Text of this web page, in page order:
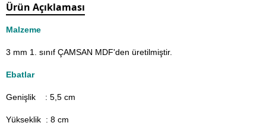
Ürün Açıklaması
Malzeme
3 mm 1. sınıf ÇAMSAN MDF'den üretilmiştir.
Ebatlar
Genişlik : 5,5 cm
Yükseklik : 8 cm